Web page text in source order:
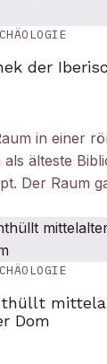
der
in einer
älteste
Der Raum
Dom